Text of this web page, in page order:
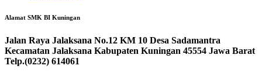
Alamat SMK BI Kuningan
Jalan Raya Jalaksana No.12 KM 10 Desa Sadamantra
Kecamatan Jalaksana Kabupaten Kuningan 45554 Jawa Barat
Telp.(0232) 614061